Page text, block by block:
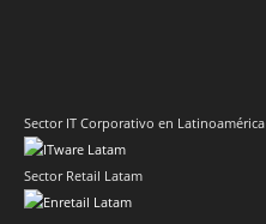
Sector IT Corporativo en Latinoamérica
Sector Retail Latam